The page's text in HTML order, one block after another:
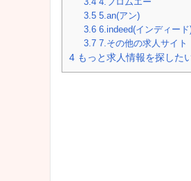
3.5 5.an(アン)
3.6 6.indeed(インディード
3.7 7.その他の求人サイト
4 もっと求人情報を探した